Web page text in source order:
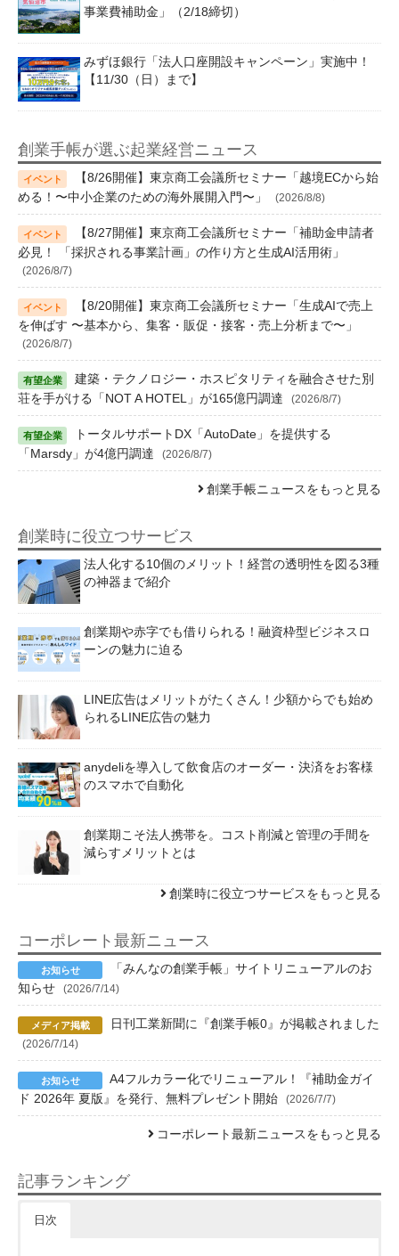
事業費補助金」（2/18締切）
みずほ銀行「法人口座開設キャンペーン」実施中！
【11/30（日）まで】
創業手帳が選ぶ起業経営ニュース
【8/26開催】東京商工会議所セミナー「越境ECから始
める！〜中小企業のための海外展開入門〜」
(2026/8/8)
【8/27開催】東京商工会議所セミナー「補助金申請者
必見！ 「採択される事業計画」の作り方と生成AI活用術」
(2026/8/7)
【8/20開催】東京商工会議所セミナー「生成AIで売上
を伸ばす 〜基本から、集客・販促・接客・売上分析まで〜」
(2026/8/7)
建築・テクノロジー・ホスピタリティを融合させた別
荘を手がける「NOT A HOTEL」が165億円調達
(2026/8/7)
トータルサポートDX「AutoDate」を提供する
「Marsdy」が4億円調達
(2026/8/7)
創業手帳ニュースをもっと見る
創業時に役立つサービス
法人化する10個のメリット！経営の透明性を図る3種
の神器まで紹介
創業期や赤字でも借りられる！融資枠型ビジネスロ
ーンの魅力に迫る
LINE広告はメリットがたくさん！少額からでも始め
られるLINE広告の魅力
anydeliを導入して飲食店のオーダー・決済をお客様
のスマホで自動化
創業期こそ法人携帯を。コスト削減と管理の手間を
減らすメリットとは
創業時に役立つサービスをもっと見る
コーポレート最新ニュース
「みんなの創業手帳」サイトリニューアルのお
知らせ
(2026/7/14)
日刊工業新聞に『創業手帳0』が掲載されました
(2026/7/14)
A4フルカラー化でリニューアル！『補助金ガイ
ド 2026年 夏版』を発行、無料プレゼント開始
(2026/7/7)
コーポレート最新ニュースをもっと見る
記事ランキング
日次